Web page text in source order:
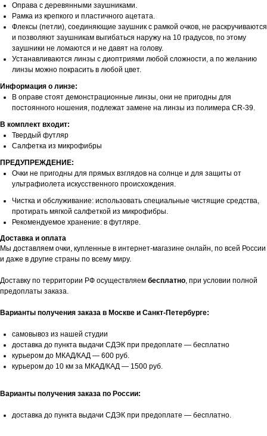
Оправа с деревянными заушниками.
Рамка из крепкого и пластичного ацетата.
Флексы (петли), соединяющие заушник с рамкой очков, не раскручиваются
и позволяют заушникам выгибаться наружу на 10 градусов, по этому
заушники не ломаются и не давят на голову.
Устанавливаются линзы с диоптриями любой сложности, а по желанию
линзы можно покрасить в любой цвет.
Информация о линзе:
В оправе стоят демонстрационные линзы, они не пригодны для
постоянного ношения, подлежат замене на линзы из полимера CR-39.
В комплект входит:
Твердый футляр
Салфетка из микрофибры
ПРЕДУПРЕЖДЕНИЕ:
Очки не пригодны для прямых взглядов на солнце и для защиты от
ультрафиолета искусственного происхождения.
Чистка и обслуживание: использовать специальные чистящие средства,
протирать мягкой салфеткой из микрофибры.
Рекомендуемое хранение: в футляре.
Доставка и оплата
Мы доставляем очки, купленные в интернет-магазине онлайн, по всей России
и даже в другие страны по всему миру.
Доставку по территории РФ осуществляем бесплатно, при условии полной
предоплаты заказа.
Варианты получения заказа в Москве и Санкт-Петербурге:
самовывоз из нашей студии
доставка до пункта выдачи СДЭК при предоплате — бесплатно
курьером до МКАД/КАД — 600 руб.
курьером до 10 км за МКАД/КАД — 1500 руб.
Варианты получения заказа по России:
доставка до пункта выдачи СДЭК при предоплате — бесплатно.